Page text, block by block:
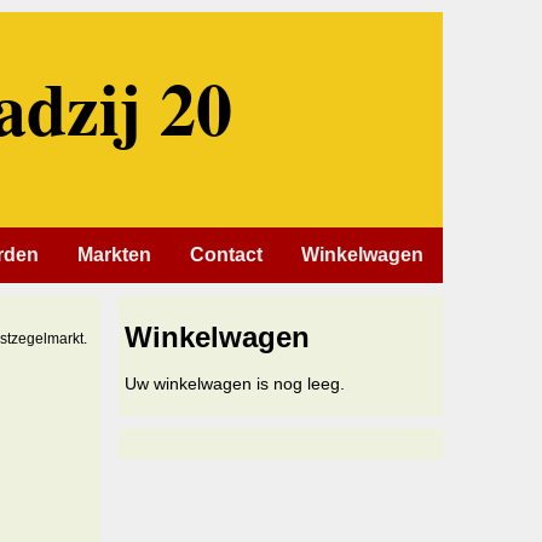
20
Winkelwagen
Contact
Markten
Winkelwagen
Uw winkelwagen is nog leeg.